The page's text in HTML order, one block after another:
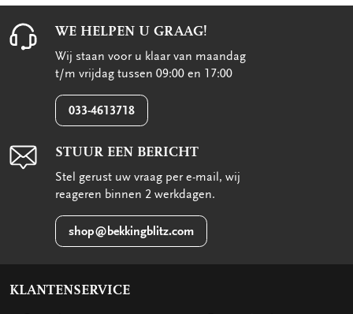
WE HELPEN U GRAAG!
Wij staan voor u klaar van maandag
t/m vrijdag tussen 09:00 en 17:00
033-4613718
STUUR EEN BERICHT
Stel gerust uw vraag per e-mail, wij
reageren binnen 2 werkdagen.
shop@bekkingblitz.com
KLANTENSERVICE